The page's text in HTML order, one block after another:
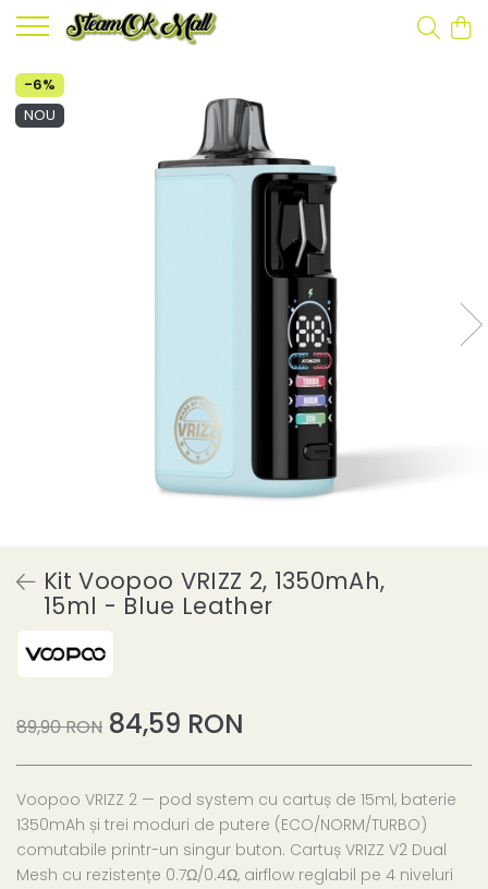
-6%
NOU
Kit Voopoo VRIZZ 2, 1350mAh,
15ml - Blue Leather
89,90 RON 84,59 RON
Voopoo VRIZZ 2 — pod system cu cartuș de 15ml, baterie
1350mAh și trei moduri de putere (ECO/NORM/TURBO)
comutabile printr-un singur buton. Cartuș VRIZZ V2 Dual
Mesh cu rezistențe 0.7Ω/0.4Ω, airflow reglabil pe 4 niveluri